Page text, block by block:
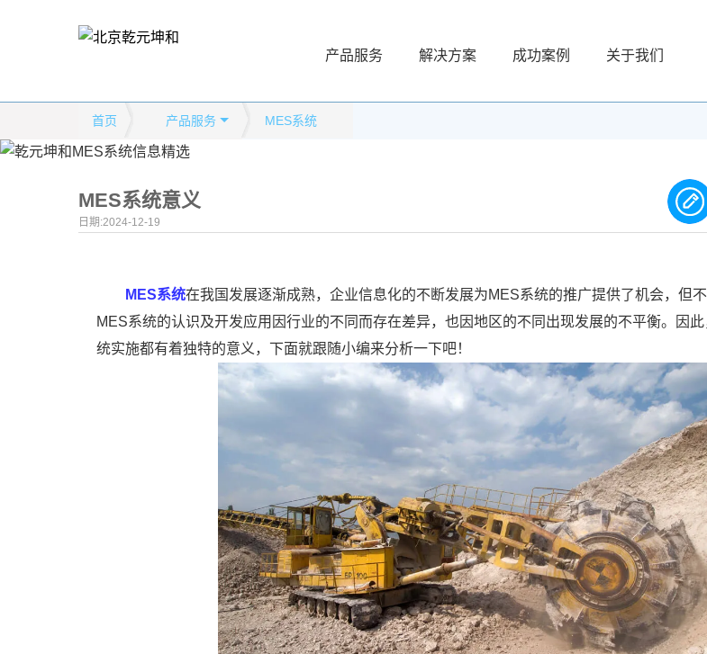
产品服务 解决方案 成功案例 关于我们
首页 产品服务 MES系统
MES系统意义
日期:2024-12-19
MES系统在我国发展逐渐成熟，企业信息化的不断发展为MES系统的推广提供了机会，但
MES系统的认识及开发应用因行业的不同而存在差异，也因地区的不同出现发展的不平衡。因
统实施都有着独特的意义，下面就跟随小编来分析一下吧！